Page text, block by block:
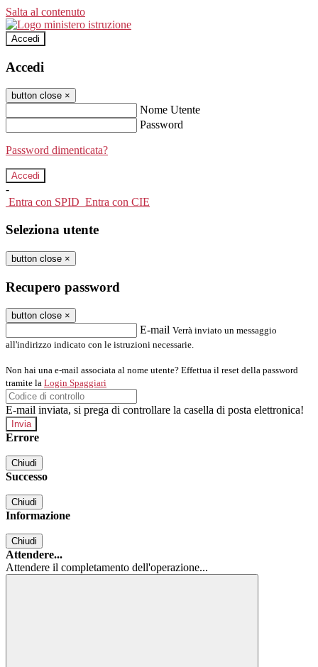
Salta al contenuto
Accedi
Accedi
button close ×
Nome Utente
Password
Password dimenticata?
-
Entra con SPID Entra con CIE
Seleziona utente
button close ×
Recupero password
button close ×
E-mail Verrà inviato un messaggio
all'indirizzo indicato con le istruzioni necessarie.
Non hai una e-mail associata al nome utente? Effettua il reset della password
tramite la Login Spaggiari
E-mail inviata, si prega di controllare la casella di posta elettronica!
Errore
Chiudi
Successo
Chiudi
Informazione
Chiudi
Attendere...
Attendere il completamento dell'operazione...